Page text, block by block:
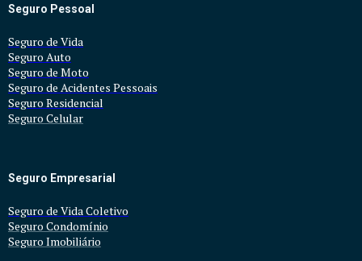
Seguro Pessoal
Seguro de Vida
Seguro Auto
Seguro de Moto
Seguro de Acidentes Pessoais
Seguro Residencial
Seguro Celular
Seguro Empresarial
Seguro de Vida Coletivo
Seguro Condomínio
Seguro Imobiliário